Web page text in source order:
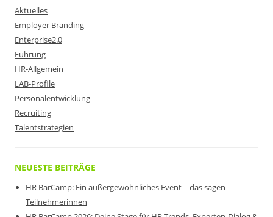
Aktuelles
Employer Branding
Enterprise2.0
Führung
HR-Allgemein
LAB-Profile
Personalentwicklung
Recruiting
Talentstrategien
NEUESTE BEITRÄGE
HR BarCamp: Ein außergewöhnliches Event – das sagen
Teilnehmerinnen